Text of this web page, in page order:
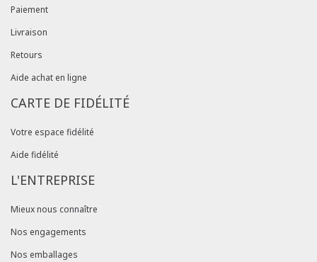
Paiement
Livraison
Retours
Aide achat en ligne
CARTE DE FIDÉLITÉ
Votre espace fidélité
Aide fidélité
L'ENTREPRISE
Mieux nous connaître
Nos engagements
Nos emballages